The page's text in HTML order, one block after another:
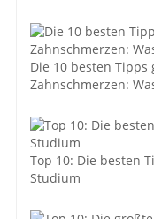
Die 10 besten Tipps
Zahnschmerzen:
Top 10: Die besten
Studium